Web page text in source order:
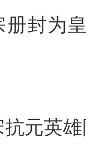
册封为
抗元英